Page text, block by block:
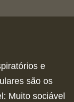
e
são os
: Muito sociável